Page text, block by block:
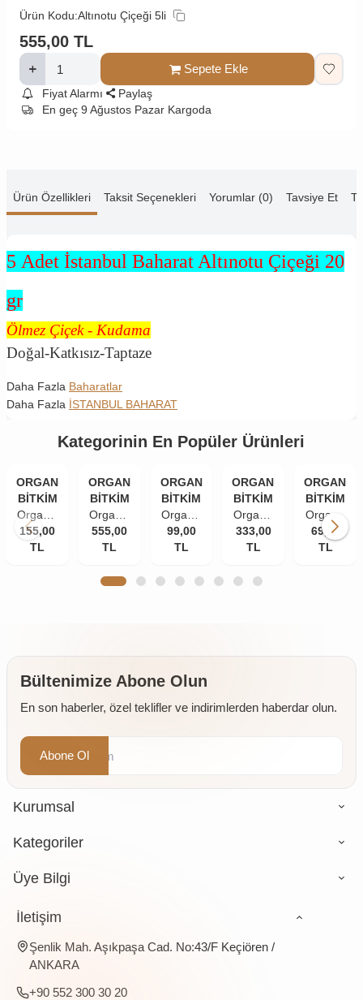
Ürün Kodu:Altınotu Çiçeği 5li
555,00 TL
Sepete Ekle
Fiyat Alarmı
Paylaş
En geç 9 Ağustos Pazar Kargoda
Ürün Özellikleri Taksit Seçenekleri Yorumlar (0) Tavsiye Et
5 Adet İstanbul Baharat Altınotu Çiçeği 20
gr
Ölmez Çiçek - Kudama
Doğal-Katkısız-Taptaze
Daha Fazla Baharatlar
Daha Fazla İSTANBUL BAHARAT
Kategorinin En Popüler Ürünleri
ORGANİK
BİTKİM
Organik
Bitkim
84
Öğütülmüş
gr
155,00
TL
ORGANİK
BİTKİM
Organik
Bitkim
Akgünlük
(Günlük-
555,00
TL
ORGANİK
BİTKİM
Organik
Bitkim
Tane
(İri
99,00
TL
ORGANİK
BİTKİM
Organik
Bitkim
Damla
10 gr
333,00
TL
ORGANİK
BİTKİM
Organik
Bitkim
Zerdeçal
69,00
TL
Bültenimize Abone Olun
En son haberler, özel teklifler ve indirimlerden haberdar olun.
Abone Ol
Kurumsal
Kategoriler
Üye Bilgi
İletişim
Şenlik Mah. Aşıkpaşa Cad. No:43/F Keçiören /
ANKARA
+90 552 300 30 20